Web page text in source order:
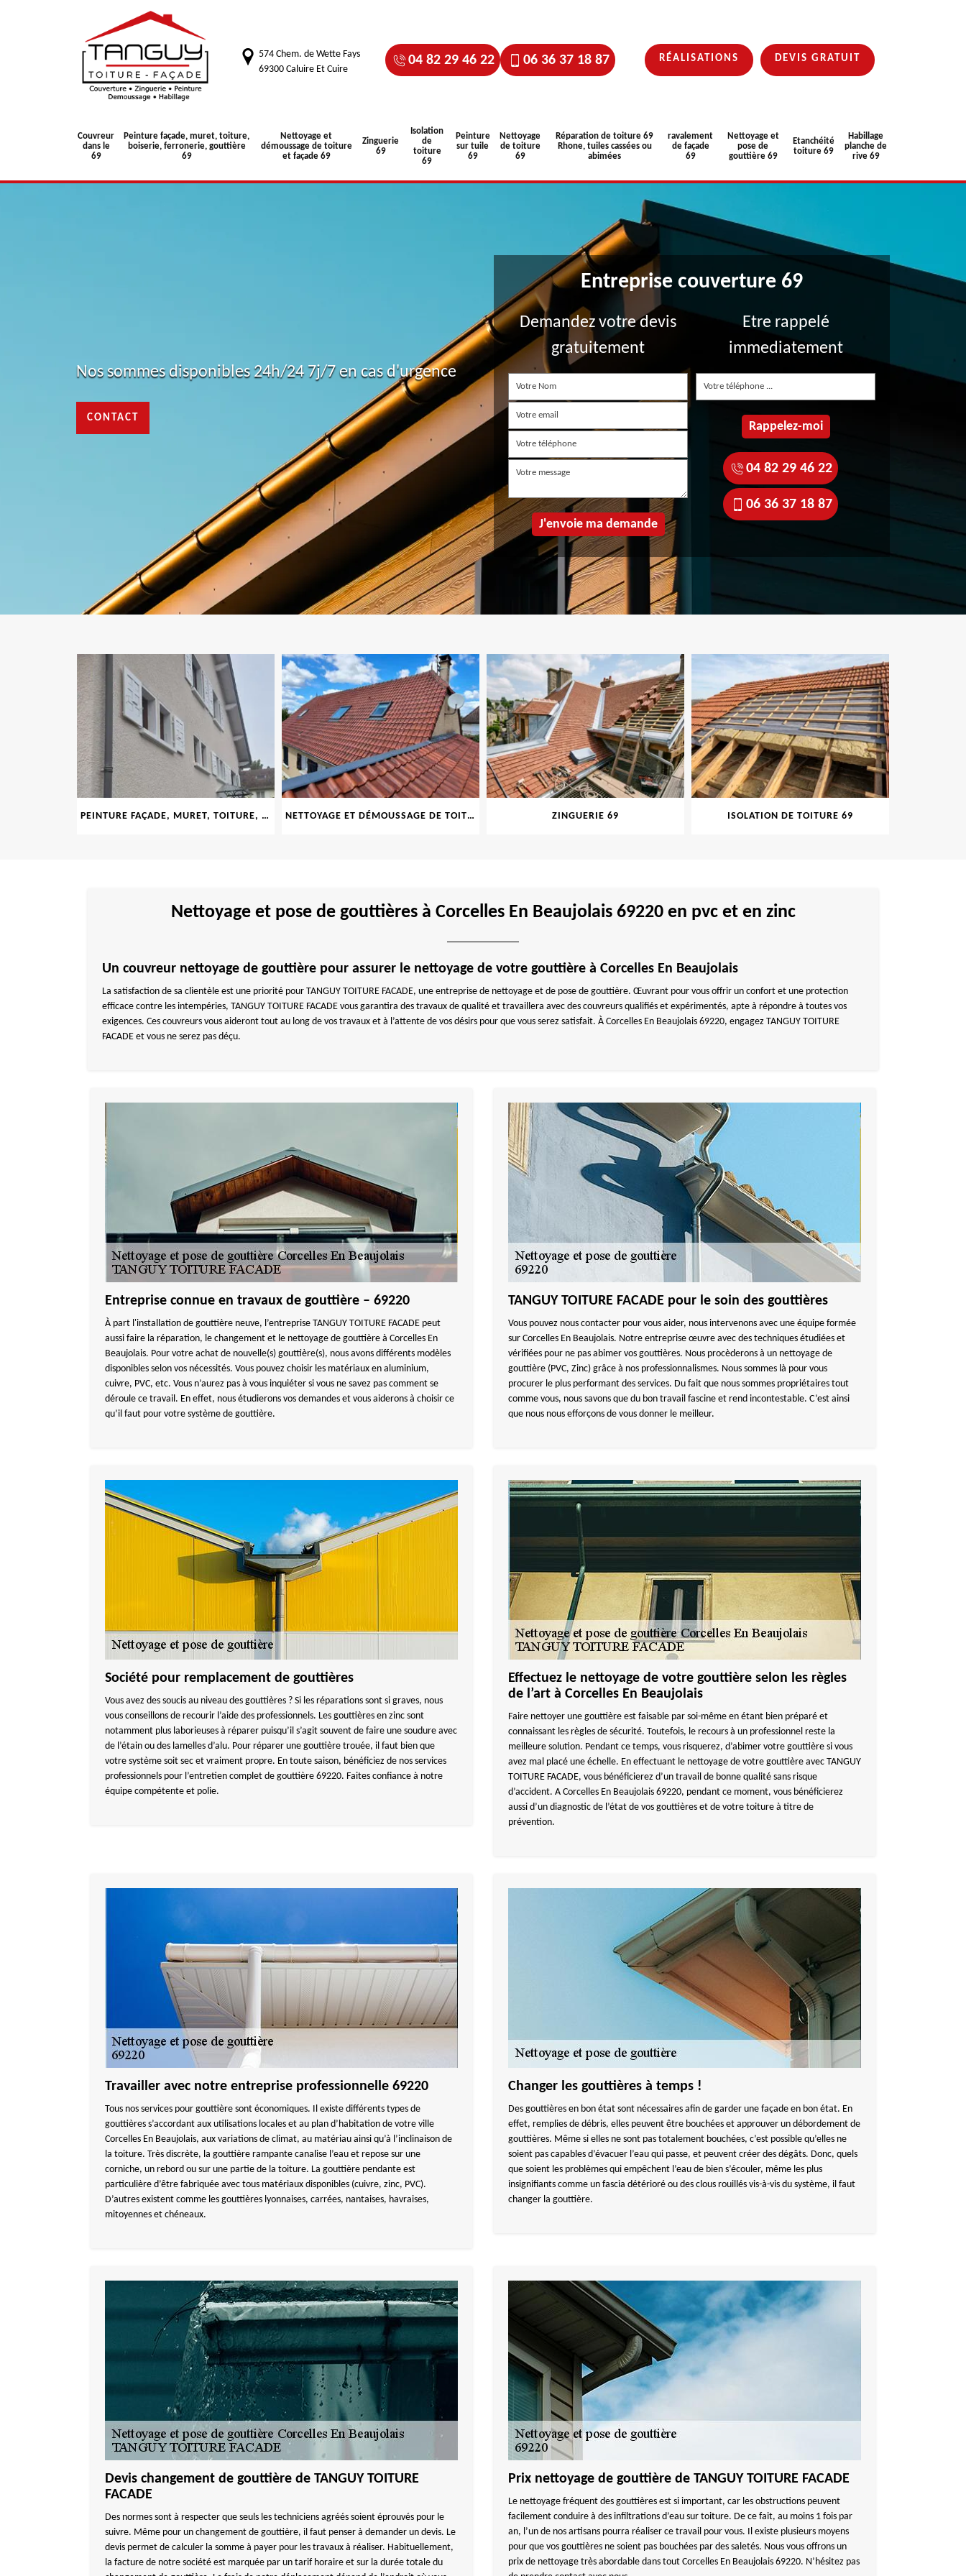
574 Chem. de Wette Fays
69300 Caluire Et Cuire
04 82 29 46 22 06 36 37 18 87 RÉALISATIONS DEVIS GRATUIT
Couvreur
dans le
69
Peinture façade, muret, toiture,
boiserie, ferronerie, gouttière
69
Nettoyage et
démoussage de toiture
et façade 69
Zinguerie
69
Isolation
de
toiture
69
Peinture
sur tuile
69
Nettoyage
de toiture
69
Réparation de toiture 69
Rhone, tuiles cassées ou
abimées
ravalement
de façade
69
Nettoyage et
pose de
gouttière 69
Etanchéité
toiture 69
Habillage
planche de
rive 69
Nos sommes disponibles 24h/24 7j/7 en cas d'urgence
CONTACT
Entreprise couverture 69
Demandez votre devis
gratuitement
Etre rappelé
immediatement
04 82 29 46 22
06 36 37 18 87
PEINTURE FAÇADE, MURET, TOITURE, BOISERIE, FERRONERIE, GOUTTIÈRE 69 NETTOYAGE ET DÉMOUSSAGE DE TOITURE ET FAÇADE 69 ZINGUERIE 69 ISOLATION DE TOITURE 69
Nettoyage et pose de gouttières à Corcelles En Beaujolais 69220 en pvc et en zinc
Un couvreur nettoyage de gouttière pour assurer le nettoyage de votre gouttière à Corcelles En Beaujolais
La satisfaction de sa clientèle est une priorité pour TANGUY TOITURE FACADE, une entreprise de nettoyage et de pose de gouttière. Œuvrant pour vous offrir un confort et une protection
efficace contre les intempéries, TANGUY TOITURE FACADE vous garantira des travaux de qualité et travaillera avec des couvreurs qualifiés et expérimentés, apte à répondre à toutes vos
exigences. Ces couvreurs vous aideront tout au long de vos travaux et à l’attente de vos désirs pour que vous serez satisfait. À Corcelles En Beaujolais 69220, engagez TANGUY TOITURE
FACADE et vous ne serez pas déçu.
Entreprise connue en travaux de gouttière – 69220
À part l'installation de gouttière neuve, l’entreprise TANGUY TOITURE FACADE peut
aussi faire la réparation, le changement et le nettoyage de gouttière à Corcelles En
Beaujolais. Pour votre achat de nouvelle(s) gouttière(s), nous avons différents modèles
disponibles selon vos nécessités. Vous pouvez choisir les matériaux en aluminium,
cuivre, PVC, etc. Vous n’aurez pas à vous inquiéter si vous ne savez pas comment se
déroule ce travail. En effet, nous étudierons vos demandes et vous aiderons à choisir ce
qu’il faut pour votre système de gouttière.
TANGUY TOITURE FACADE pour le soin des gouttières
Vous pouvez nous contacter pour vous aider, nous intervenons avec une équipe formée
sur Corcelles En Beaujolais. Notre entreprise œuvre avec des techniques étudiées et
vérifiées pour ne pas abimer vos gouttières. Nous procèderons à un nettoyage de
gouttière (PVC, Zinc) grâce à nos professionnalismes. Nous sommes là pour vous
procurer le plus performant des services. Du fait que nous sommes propriétaires tout
comme vous, nous savons que du bon travail fascine et rend incontestable. C’est ainsi
que nous nous efforçons de vous donner le meilleur.
Société pour remplacement de gouttières
Vous avez des soucis au niveau des gouttières ? Si les réparations sont si graves, nous
vous conseillons de recourir l’aide des professionnels. Les gouttières en zinc sont
notamment plus laborieuses à réparer puisqu’il s’agit souvent de faire une soudure avec
de l’étain ou des lamelles d’alu. Pour réparer une gouttière trouée, il faut bien que
votre système soit sec et vraiment propre. En toute saison, bénéficiez de nos services
professionnels pour l’entretien complet de gouttière 69220. Faites confiance à notre
équipe compétente et polie.
Effectuez le nettoyage de votre gouttière selon les règles
de l’art à Corcelles En Beaujolais
Faire nettoyer une gouttière est faisable par soi-même en étant bien préparé et
connaissant les règles de sécurité. Toutefois, le recours à un professionnel reste la
meilleure solution. Pendant ce temps, vous risquerez, d’abimer votre gouttière si vous
avez mal placé une échelle. En effectuant le nettoyage de votre gouttière avec TANGUY
TOITURE FACADE, vous bénéficierez d’un travail de bonne qualité sans risque
d’accident. A Corcelles En Beaujolais 69220, pendant ce moment, vous bénéficierez
aussi d’un diagnostic de l’état de vos gouttières et de votre toiture à titre de
prévention.
Travailler avec notre entreprise professionnelle 69220
Tous nos services pour gouttière sont économiques. Il existe différents types de
gouttières s’accordant aux utilisations locales et au plan d’habitation de votre ville
Corcelles En Beaujolais, aux variations de climat, au matériau ainsi qu’à l’inclinaison de
la toiture. Très discrète, la gouttière rampante canalise l’eau et repose sur une
corniche, un rebord ou sur une partie de la toiture. La gouttière pendante est
particulière d’être fabriquée avec tous matériaux disponibles (cuivre, zinc, PVC).
D’autres existent comme les gouttières lyonnaises, carrées, nantaises, havraises,
mitoyennes et chéneaux.
Changer les gouttières à temps !
Des gouttières en bon état sont nécessaires afin de garder une façade en bon état. En
effet, remplies de débris, elles peuvent être bouchées et approuver un débordement de
gouttières. Même si elles ne sont pas totalement bouchées, c’est possible qu’elles ne
soient pas capables d’évacuer l’eau qui passe, et peuvent créer des dégâts. Donc, quels
que soient les problèmes qui empêchent l’eau de bien s’écouler, même les plus
insignifiants comme un fascia détérioré ou des clous rouillés vis-à-vis du système, il faut
changer la gouttière.
Devis changement de gouttière de TANGUY TOITURE
FACADE
Des normes sont à respecter que seuls les techniciens agréés soient éprouvés pour le
suivre. Même pour un changement de gouttière, il faut penser à demander un devis. Le
devis permet de calculer la somme à payer pour les travaux à réaliser. Habituellement,
la facture de notre société est marquée par un tarif horaire et sur la durée totale du
Prix nettoyage de gouttière de TANGUY TOITURE FACADE
Le nettoyage fréquent des gouttières est si important, car les obstructions peuvent
facilement conduire à des infiltrations d’eau sur toiture. De ce fait, au moins 1 fois par
an, l’un de nos artisans pourra réaliser ce travail pour vous. Il existe plusieurs moyens
pour que vos gouttières ne soient pas bouchées par des saletés. Nous vous offrons un
prix de nettoyage très abordable dans tout Corcelles En Beaujolais 69220. N’hésitez pas